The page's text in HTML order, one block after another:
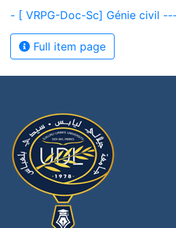
Full item page